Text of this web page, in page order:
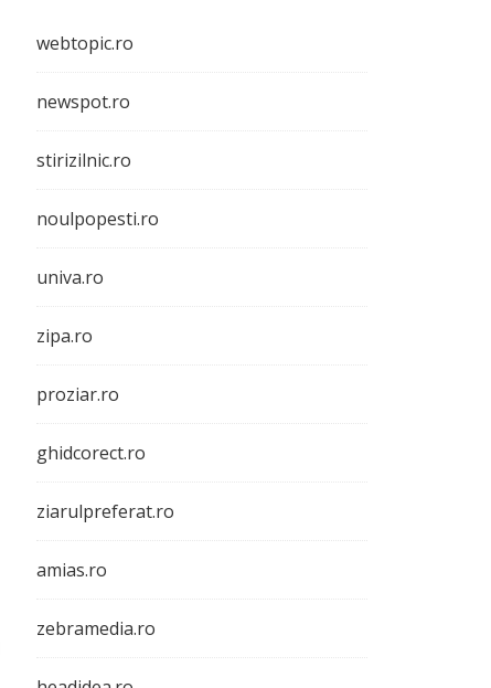
webtopic.ro
newspot.ro
stirizilnic.ro
noulpopesti.ro
univa.ro
zipa.ro
proziar.ro
ghidcorect.ro
ziarulpreferat.ro
amias.ro
zebramedia.ro